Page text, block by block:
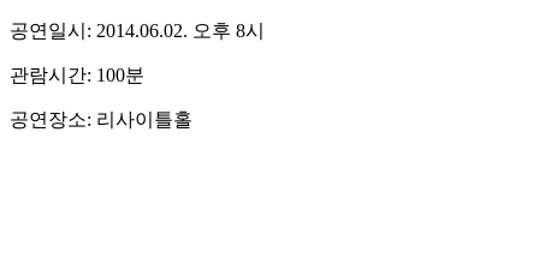
공연일시: 2014.06.02. 오후 8시
관람시간: 100분
공연장소: 리사이틀홀